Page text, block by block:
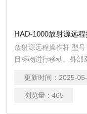
HAD-1000放射源远
放射源远程操作杆 型
目标物进行移动。外部
更新时间： 2025-
浏览量： 465